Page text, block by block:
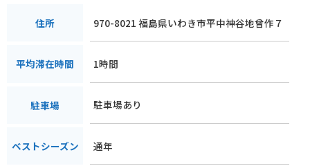
住所 970-8021 福島県いわき市平中神谷地曾作７
平均滞在時間 1時間
駐車場 駐車場あり
ベストシーズン 通年